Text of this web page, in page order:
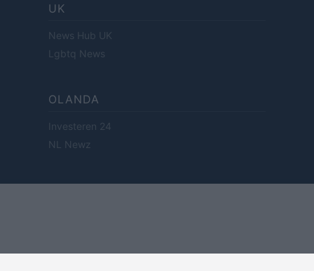
UK
News Hub UK
Lgbtq News
OLANDA
Investeren 24
NL Newz